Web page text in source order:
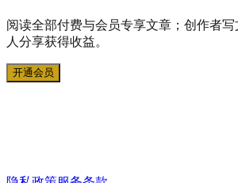
阅读全部付费与会员专享文章；创作者
人分享获得收益。
开通会员